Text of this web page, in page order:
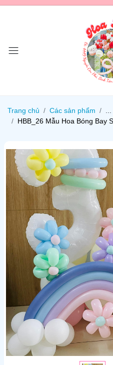
Trang chủ Các sản phẩm
...
HBB_26 Mẫu Hoa Bóng Bay